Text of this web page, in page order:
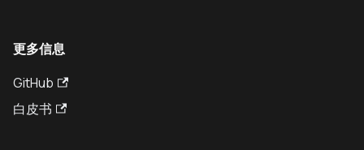
更多信息
GitHub
白皮书